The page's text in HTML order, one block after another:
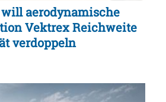
aerodynamische
Vektrex Reichweite
verdoppeln